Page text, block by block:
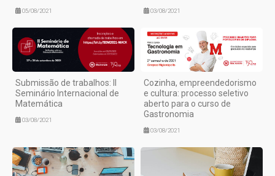
05/08/2021 03/08/2021
Submissão de trabalhos: II
Seminário Internacional de
Matemática
03/08/2021
Cozinha, empreendedorismo
e cultura: processo seletivo
aberto para o curso de
Gastronomia
03/08/2021